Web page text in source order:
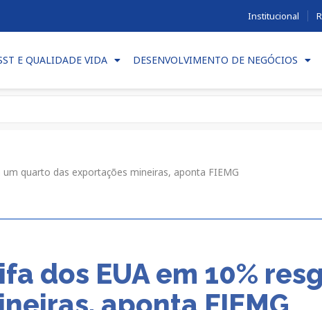
Institucional
E QUALIDADE VIDA DESENVOLVIMENTO DE NEGÓCIOS
quarto das exportações mineiras, aponta FIEMG
dos EUA em 10%